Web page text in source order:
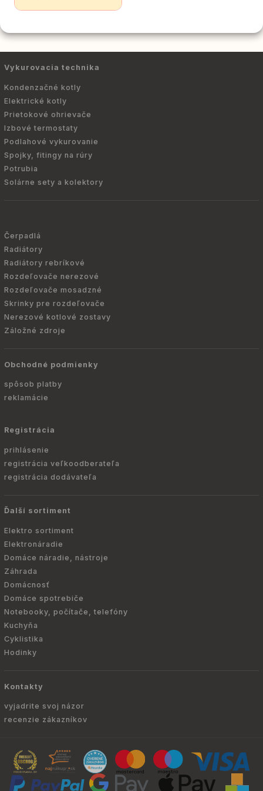
Vykurovacia technika
Kondenzačné kotly
Elektrické kotly
Prietokové ohrievače
Izbové termostaty
Podlahové vykurovanie
Spojky, fitingy na rúry
Potrubia
Solárne sety a kolektory
Čerpadlá
Radiátory
Radiátory rebríkové
Rozdeľovače nerezové
Rozdeľovače mosadzné
Skrinky pre rozdeľovače
Nerezové kotlové zostavy
Záložné zdroje
Obchodné podmienky
spôsob platby
reklamácie
Registrácia
prihlásenie
registrácia veľkoodberateľa
registrácia dodávateľa
Ďalší sortiment
Elektro sortiment
Elektronáradie
Domáce náradie, nástroje
Záhrada
Domácnosť
Domáce spotrebiče
Notebooky, počítače, telefóny
Kuchyňa
Cyklistika
Hodinky
Kontakty
vyjadrite svoj názor
recenzie zákazníkov